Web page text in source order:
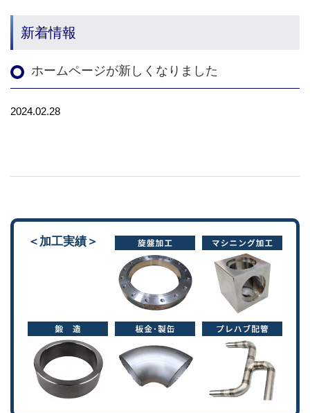
新着情報
ホームページが新しくなりました
2024.02.28
＜加工実績＞